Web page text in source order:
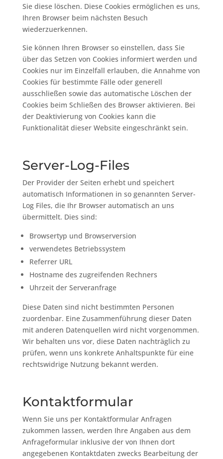
Sie diese löschen. Diese Cookies ermöglichen es uns,
Ihren Browser beim nächsten Besuch
wiederzuerkennen.
Sie können Ihren Browser so einstellen, dass Sie
über das Setzen von Cookies informiert werden und
Cookies nur im Einzelfall erlauben, die Annahme von
Cookies für bestimmte Fälle oder generell
ausschließen sowie das automatische Löschen der
Cookies beim Schließen des Browser aktivieren. Bei
der Deaktivierung von Cookies kann die
Funktionalität dieser Website eingeschränkt sein.
Server-Log-Files
Der Provider der Seiten erhebt und speichert
automatisch Informationen in so genannten Server-
Log Files, die Ihr Browser automatisch an uns
übermittelt. Dies sind:
Browsertyp und Browserversion
verwendetes Betriebssystem
Referrer URL
Hostname des zugreifenden Rechners
Uhrzeit der Serveranfrage
Diese Daten sind nicht bestimmten Personen
zuordenbar. Eine Zusammenführung dieser Daten
mit anderen Datenquellen wird nicht vorgenommen.
Wir behalten uns vor, diese Daten nachträglich zu
prüfen, wenn uns konkrete Anhaltspunkte für eine
rechtswidrige Nutzung bekannt werden.
Kontaktformular
Wenn Sie uns per Kontaktformular Anfragen
zukommen lassen, werden Ihre Angaben aus dem
Anfrageformular inklusive der von Ihnen dort
angegebenen Kontaktdaten zwecks Bearbeitung der